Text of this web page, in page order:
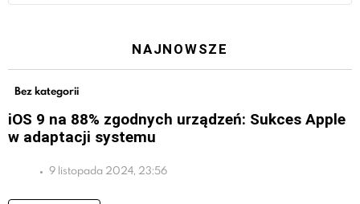
NAJNOWSZE
Bez kategorii
iOS 9 na 88% zgodnych urządzeń: Sukces Apple
w adaptacji systemu
9 listopada 2024, 23:56